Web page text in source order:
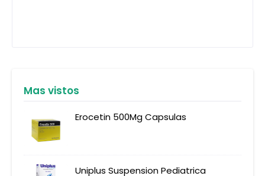
Mas vistos
Erocetin 500Mg Capsulas
Uniplus Suspension Pediatrica